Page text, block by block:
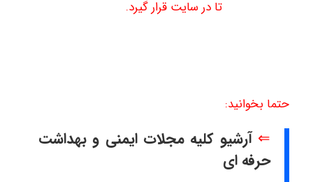
تا در سایت قرار گیرد.
حتما بخوانید:
⇐آرشیو کلیه مجلات ایمنی و بهداشت
حرفه ای